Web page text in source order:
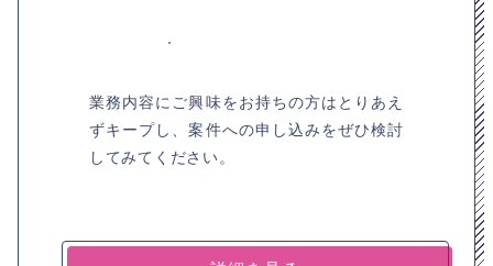
業務内容にご興味をお持ちの方はとりあえ
ずキープし、案件への申し込みをぜひ検討
してみてください。